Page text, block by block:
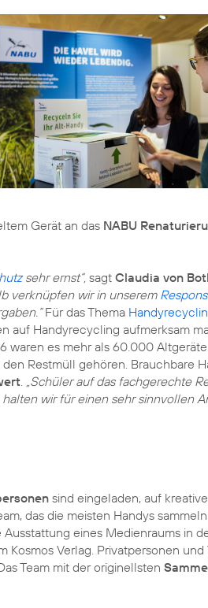
Gerät an das NABU
sehr ernst“, sagt Claudia von
verknüpfen wir in unserem
Für das Thema
auf Handyrecycling aufmerksam
waren es mehr als 60.000
Restmüll gehören. Brauchbare
. „Schüler auf das fachgerechte
wir für einen sehr sinnvollen
sind eingeladen, auf
das die meisten Handys
eines Medienraums in
Kosmos Verlag. Privatpersonen und
Team mit der originellsten